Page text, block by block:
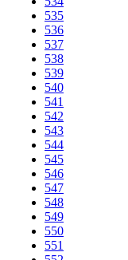
535
536
537
538
539
540
541
542
543
544
545
546
547
548
549
550
551